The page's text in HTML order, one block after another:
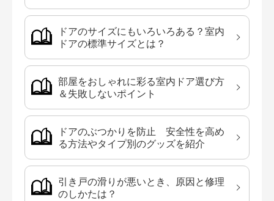
ドアのサイズにもいろいろある？室内
ドアの標準サイズとは？
部屋をおしゃれに彩る室内ドア選び方
＆失敗しないポイント
ドアのぶつかりを防止 安全性を高め
る方法やタイプ別のグッズを紹介
引き戸の滑りが悪いとき、原因と修理
のしかたは？